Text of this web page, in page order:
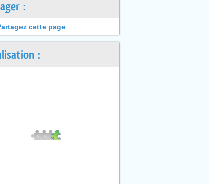
:
cette page
: